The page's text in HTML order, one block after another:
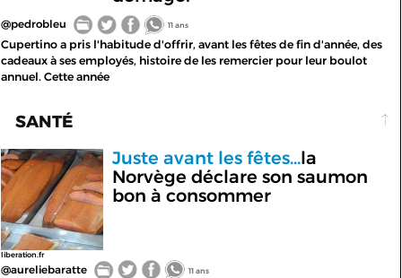
@pedrobleu 11 ans
Cupertino a pris l'habitude d'offrir, avant les fêtes de fin d'année, des
cadeaux à ses employés, histoire de les remercier pour leur boulot
annuel. Cette année
SANTÉ
liberation.fr
Juste avant les fêtes...la
Norvège déclare son saumon
bon à consommer
@aureliebaratte 11 ans